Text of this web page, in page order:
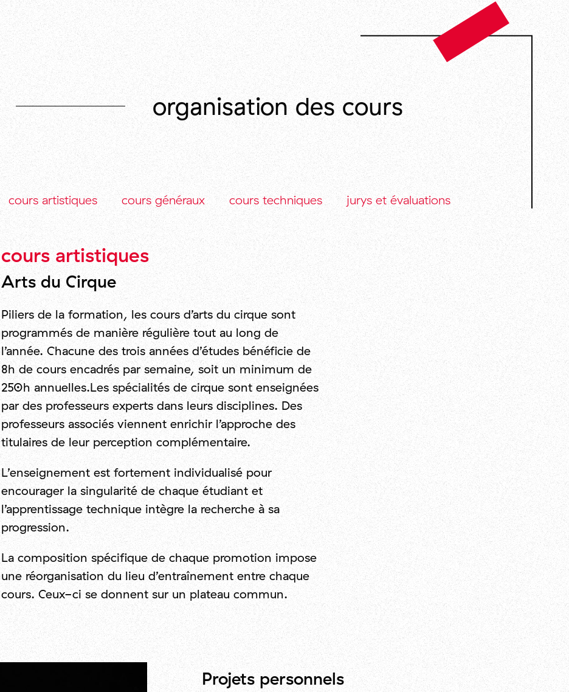
organisation des cours
cours artistiques cours généraux cours techniques jurys et évaluations
cours artistiques
Arts du Cirque
Piliers de la formation, les cours d’arts du cirque sont
programmés de manière régulière tout au long de
l’année. Chacune des trois années d’études bénéficie de
8h de cours encadrés par semaine, soit un minimum de
250h annuelles.Les spécialités de cirque sont enseignées
par des professeurs experts dans leurs disciplines. Des
professeurs associés viennent enrichir l’approche des
titulaires de leur perception complémentaire.
L’enseignement est fortement individualisé pour
encourager la singularité de chaque étudiant et
l’apprentissage technique intègre la recherche à sa
progression.
La composition spécifique de chaque promotion impose
une réorganisation du lieu d’entraînement entre chaque
cours. Ceux-ci se donnent sur un plateau commun.
Projets personnels